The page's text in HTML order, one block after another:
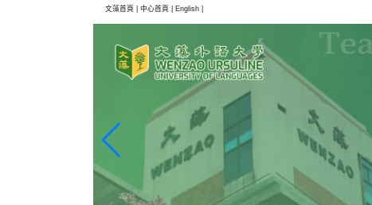
文藻首頁 | 中心首頁 | English |